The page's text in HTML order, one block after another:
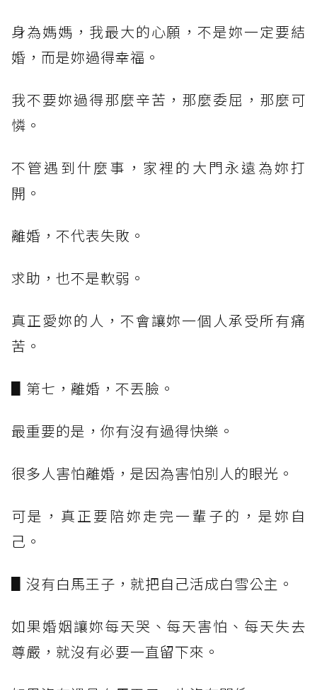
身為媽媽，我最大的心願，不是妳一定要結
婚，而是妳過得幸福。
我不要妳過得那麼辛苦，那麼委屈，那麼可
憐。
不管遇到什麼事，家裡的大門永遠為妳打
開。
離婚，不代表失敗。
求助，也不是軟弱。
真正愛妳的人，不會讓妳一個人承受所有痛
苦。
▋第七，離婚，不丟臉。
最重要的是，你有沒有過得快樂。
很多人害怕離婚，是因為害怕別人的眼光。
可是，真正要陪妳走完一輩子的，是妳自
己。
▋沒有白馬王子，就把自己活成白雪公主。
如果婚姻讓妳每天哭、每天害怕、每天失去
尊嚴，就沒有必要一直留下來。